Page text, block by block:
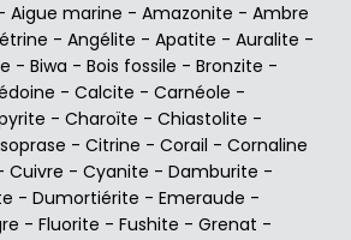
Aigue marine - Amazonite - Ambre
- Angélite - Apatite - Auralite -
- Biwa - Bois fossile - Bronzite -
- Calcite - Carnéole -
- Charoïte - Chiastolite -
- Citrine - Corail - Cornaline
Cuivre - Cyanite - Damburite -
- Dumortiérite - Emeraude -
- Fluorite - Fushite - Grenat -